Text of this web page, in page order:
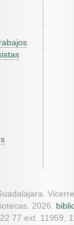
2026.
77 ext. 11959,